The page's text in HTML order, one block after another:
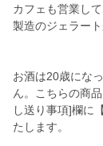
カフェも営業し
製造のジェラー
お酒は20歳にな
ん。こちらの商
し送り事項]欄に
たします。